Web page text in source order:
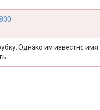
Однако им известно